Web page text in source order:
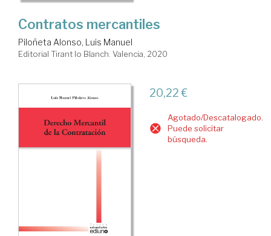
Contratos mercantiles
Piloñeta Alonso, Luis Manuel
Editorial Tirant lo Blanch. Valencia, 2020
20,22 €
Agotado/Descatalogado.
Puede solicitar
búsqueda.